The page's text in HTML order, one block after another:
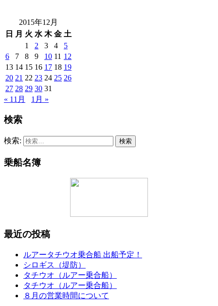
2015年12月
日
月 火 水 木 金 土
1
2 3 4
5
6
7 8 9 10 11 12
13 14 15 16 17 18 19
20 21 22 23 24 25 26
27 28 29 30 31
« 11月
1月 »
検索
検索:
乗船名簿
最近の投稿
ルアータチウオ乗合船 出船予定！
シロギス（堤防）
タチウオ（ルアー乗合船）
タチウオ（ルアー乗合船）
８月の営業時間について